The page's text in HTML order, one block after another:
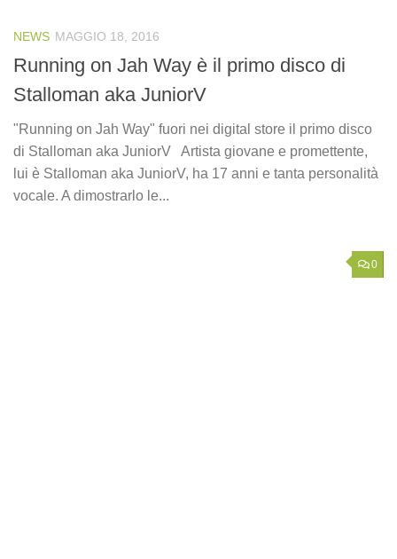
NEWS MAGGIO 18, 2016
Running on Jah Way è il primo disco di
Stalloman aka JuniorV
"Running on Jah Way" fuori nei digital store il primo disco
di Stalloman aka JuniorV Artista giovane e promettente,
lui è Stalloman aka JuniorV, ha 17 anni e tanta personalità
vocale. A dimostrarlo le...
0